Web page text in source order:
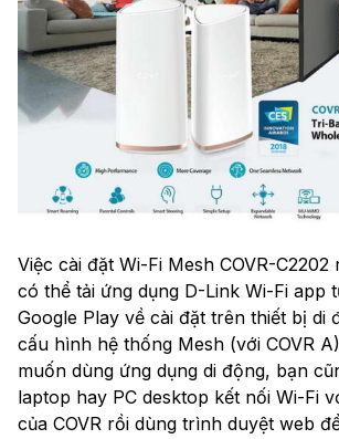
Việc cài đặt Wi-Fi Mesh COVR-
có thể tải ứng dụng D-Link Wi-Fi app
Google Play về cài đặt trên thiết bị di
cấu hình hệ thống Mesh (với COVR
muốn dùng ứng dụng di động, bạn
laptop hay PC desktop kết nối Wi-Fi
của COVR rồi dùng trình duyệt web